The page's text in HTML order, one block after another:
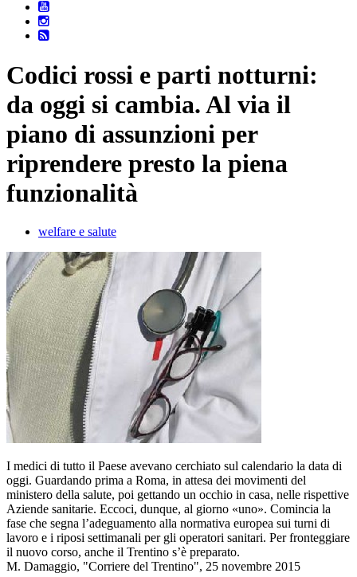
Codici rossi e parti notturni:
da oggi si cambia. Al via il
piano di assunzioni per
riprendere presto la piena
funzionalità
welfare e salute
I medici di tutto il Paese avevano cerchiato sul calendario la data di
oggi. Guardando prima a Roma, in attesa dei movimenti del
ministero della salute, poi gettando un occhio in casa, nelle rispettive
Aziende sanitarie. Eccoci, dunque, al giorno «uno». Comincia la
fase che segna l’adeguamento alla normativa europea sui turni di
lavoro e i riposi settimanali per gli operatori sanitari. Per fronteggiare
il nuovo corso, anche il Trentino s’è preparato.
M. Damaggio, "Corriere del Trentino", 25 novembre 2015